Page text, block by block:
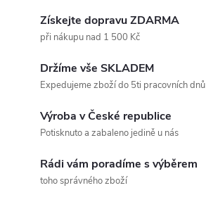
Získejte dopravu ZDARMA
při nákupu nad 1 500 Kč
Držíme vše SKLADEM
Expedujeme zboží do 5ti pracovních dnů
Výroba v České republice
Potisknuto a zabaleno jedině u nás
Rádi vám poradíme s výběrem
toho správného zboží